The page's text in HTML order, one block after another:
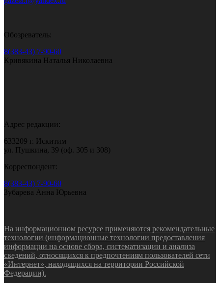
Обозреватель:
8(383-43) 7-90-60
Кривякина Наталья Николаевна
Адрес редакции:
633209 г. Искитим
ул. Пушкина, 39 (оф. 305 и 308)
Корреспондент:
8(383-43) 7-90-60
Зубарева Анна Юрьевна
На информационном ресурсе применяются рекомендательные
технологии (информационные технологии предоставления
информации на основе сбора, систематизации и анализа
сведений, относящихся к предпочтениям пользователей сети
«Интернет», находящихся на территории Российской
Федерации).